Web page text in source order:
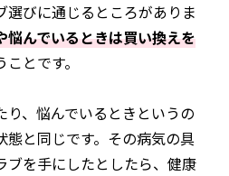
選びに通じるところがありま
悩んでいるときは買い換えを
ことです。
り、悩んでいるときというの
態と同じです。その病気の具
ブを手にしたとしたら、健康